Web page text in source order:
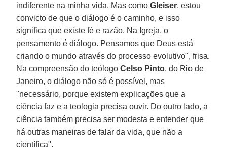
indiferente na minha vida. Mas comoGleiser, estou
convicto de que o diálogo é o caminho, e isso
significa que existe fé e razão. Na Igreja, o
pensamento é diálogo. Pensamos que Deus está
criando o mundo através do processo evolutivo", frisa.
Na compreensão do teólogoCelso Pinto, do Rio de
Janeiro, o diálogo não só é possível, mas
"necessário, porque existem explicações que a
ciência faz e a teologia precisa ouvir. Do outro lado, a
ciência também precisa ser modesta e entender que
há outras maneiras de falar da vida, que não a
científica".